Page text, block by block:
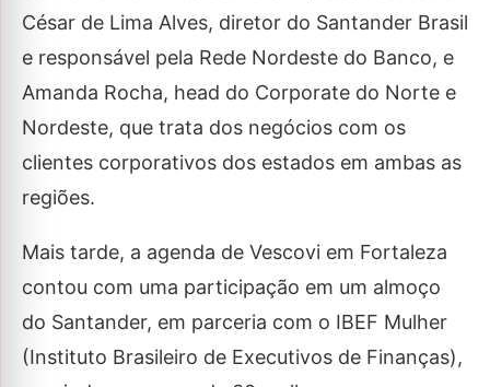
César de Lima Alves, diretor do Santander Brasil
e responsável pela Rede Nordeste do Banco, e
Amanda Rocha, head do Corporate do Norte e
Nordeste, que trata dos negócios com os
clientes corporativos dos estados em ambas as
regiões.
Mais tarde, a agenda de Vescovi em Fortaleza
contou com uma participação em um almoço
do Santander, em parceria com o IBEF Mulher
(Instituto Brasileiro de Executivos de Finanças),